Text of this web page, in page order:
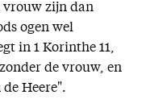
vrouw zijn dan
ogen wel
in 1 Korinthe 11,
de vrouw, en
Heere".